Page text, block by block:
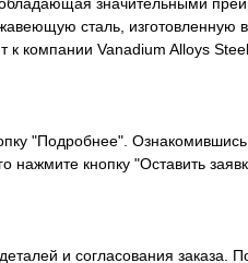
сталь,
Vanadium Alloys
"Подробнее".
кнопку "Оставить
и согласования заказа.